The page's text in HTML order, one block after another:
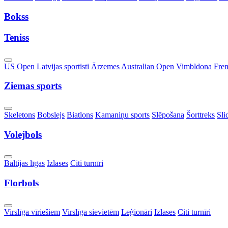
Bokss
Teniss
Toggle
Dropdown
US Open Latvijas sportisti Ārzemes Australian Open Vimbldona
Ziemas sports
Toggle
Dropdown
Skeletons Bobslejs Biatlons Kamaniņu sports Slēpošana Šorttreks
Volejbols
Toggle
Dropdown
Baltijas līgas Izlases Citi turnīri
Florbols
Toggle
Dropdown
Virslīga vīriešiem Virslīga sievietēm Leģionāri Izlases Citi turnīri